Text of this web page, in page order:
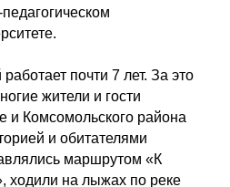
почти 7 лет. За это
жители и гости
и Комсомольского района
и обитателями
маршрутом «К
ходили на лыжах по реке